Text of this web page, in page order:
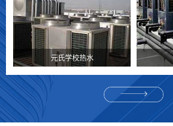
元氏学校热水